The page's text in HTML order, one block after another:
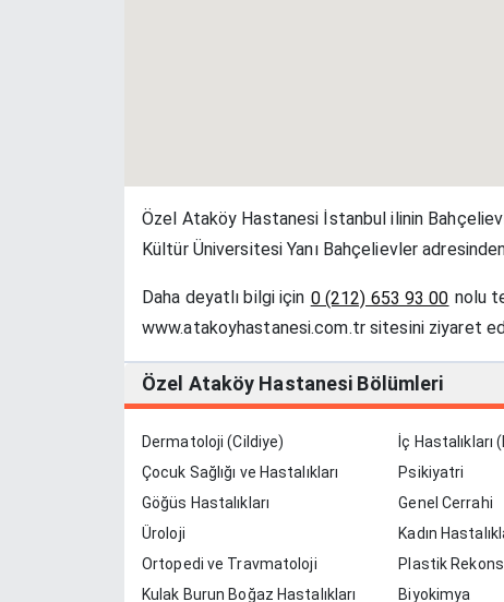
Özel Ataköy Hastanesi İstanbul ilinin
Kültür Üniversitesi Yanı Bahçelievler
Daha deyatlı bilgi için 0 (212) 653 93 00 nolu
www.atakoyhastanesi.com.tr sitesini ziyaret
Özel Ataköy Hastanesi Bölümleri
Dermatoloji (Cildiye) İç Hastalıkları
Çocuk Sağlığı ve Hastalıkları
Psikiyatri
Göğüs Hastalıkları
Genel Cerrahi
Üroloji
Kadın
Ortopedi ve Travmatoloji
Plastik
Cerrahi
Kulak Burun Boğaz Hastalıkları
Biyokimya